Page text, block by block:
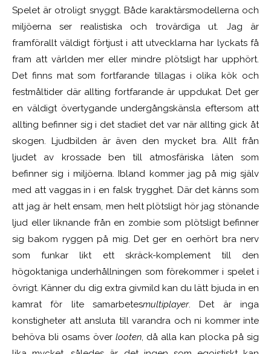
Spelet är otroligt snyggt. Både karaktärsmodellerna och
miljöerna ser realistiska och trovärdiga ut. Jag är
framförallt väldigt förtjust i att utvecklarna har lyckats få
fram att världen mer eller mindre plötsligt har upphört.
Det finns mat som fortfarande tillagas i olika kök och
festmåltider där allting fortfarande är uppdukat. Det ger
en väldigt övertygande undergångskänsla eftersom att
allting befinner sig i det stadiet det var när allting gick åt
skogen. Ljudbilden är även den mycket bra. Allt från
ljudet av krossade ben till atmosfäriska läten som
befinner sig i miljöerna. Ibland kommer jag på mig själv
med att vaggas in i en falsk trygghet. Där det känns som
att jag är helt ensam, men helt plötsligt hör jag stönande
ljud eller liknande från en zombie som plötsligt befinner
sig bakom ryggen på mig. Det ger en oerhört bra nerv
som funkar likt ett skräck-komplement till den
högoktaniga underhållningen som förekommer i spelet i
övrigt. Känner du dig extra givmild kan du lätt bjuda in en
kamrat för lite samarbetesmultiplayer. Det är inga
konstigheter att ansluta till varandra och ni kommer inte
behöva bli osams över looten, då alla kan plocka på sig